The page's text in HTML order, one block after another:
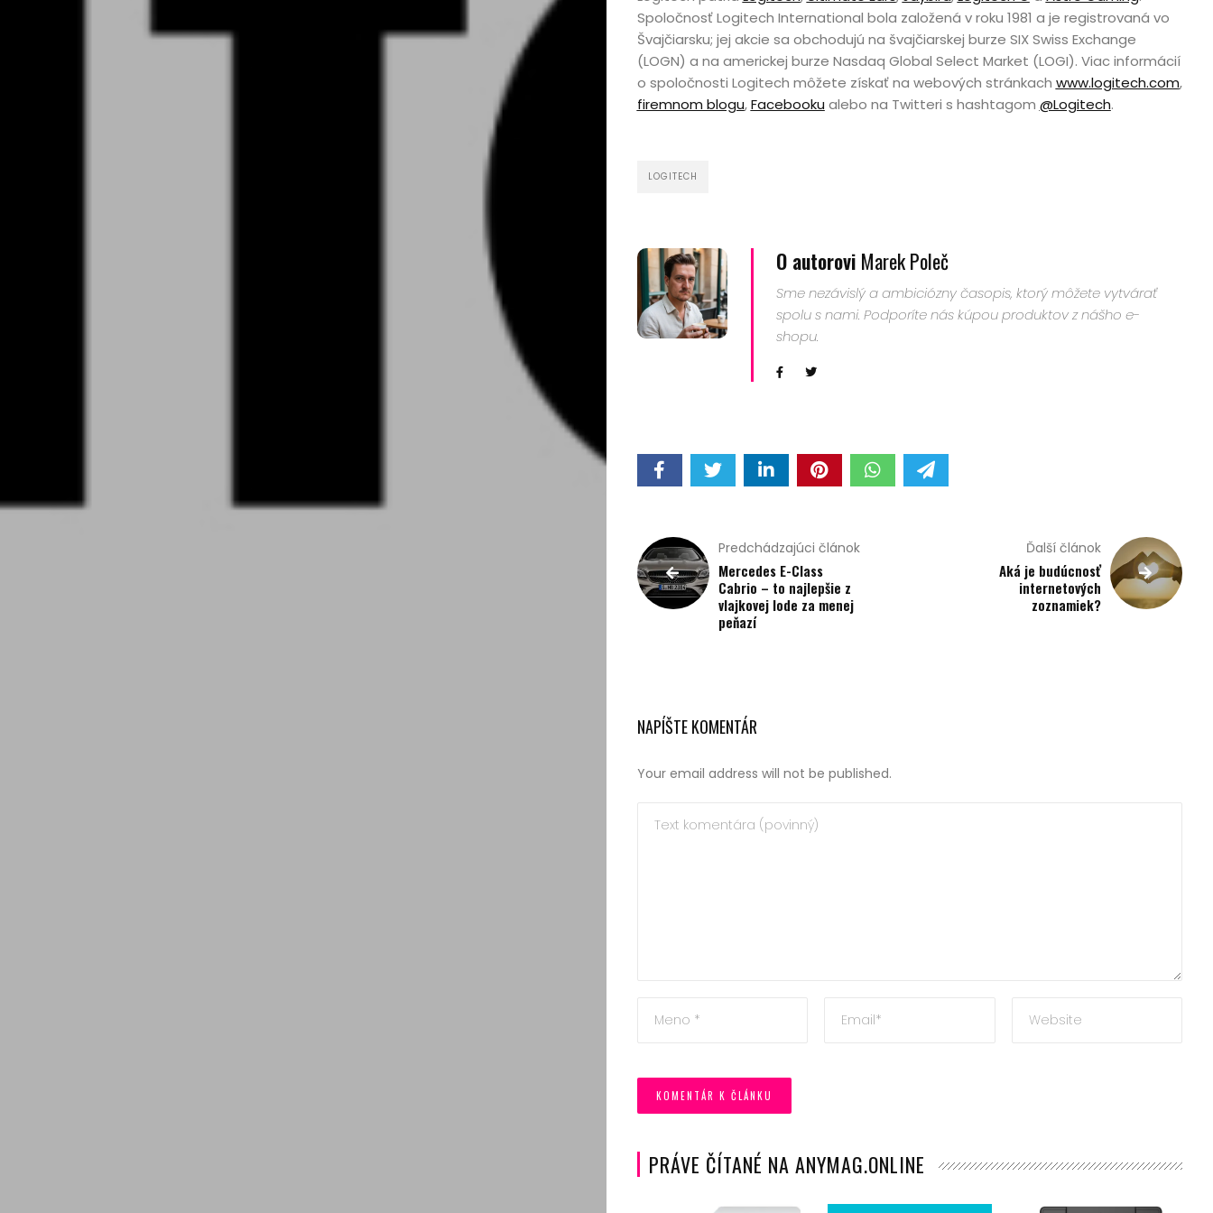
Cestovanie
Kultúra
Peniaze,
podnikanie
Spoločnosť,
politika
Sprievodca
recenzie
Životný
štýl
Prevádzkovateľ
Vyhľadať
Spoločnosť Logitech International bola založená v roku 1981 a je registrovaná vo
Švajčiarsku; jej akcie sa obchodujú na švajčiarskej burze SIX Swiss Exchange
(LOGN) a na americkej burze Nasdaq Global Select Market (LOGI). Viac informácií
o spoločnosti Logitech môžete získať na webových stránkach www.logitech.com,
firemnom blogu,Facebooku alebo na Twitteri s hashtagom @Logitech.
LOGITECH
O autorovi Marek Poleč
Sme nezávislý a ambiciózny časopis, ktorý môžete vytvárať
spolu s nami. Podporíte nás kúpou produktov z nášho e-
shopu.
Predchádzajúci článok
Mercedes E-Class
Cabrio – to najlepšie z
vlajkovej lode za menej
peňazí
Ďalší článok
Aká je budúcnosť
internetových
zoznamiek?
NAPÍŠTE KOMENTÁR
Your email address will not be published.
PRÁVE ČÍTANÉ NA ANYMAG.ONLINE